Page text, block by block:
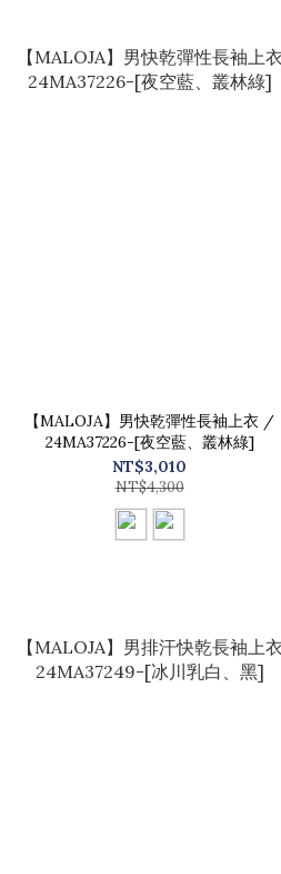
【MALOJA】男快乾彈性長袖上衣 /
24MA37226-[夜空藍、叢林綠]
NT$3,010
NT$4,300